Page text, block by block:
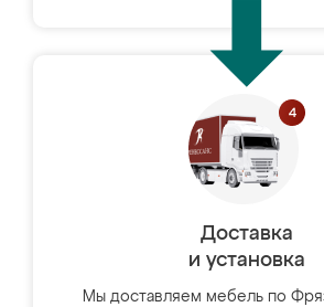
Доставка
и установка
Мы доставляем мебель по